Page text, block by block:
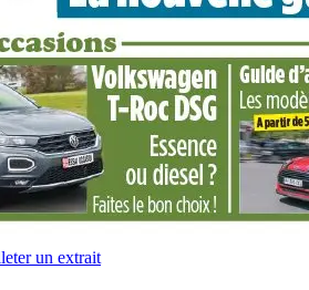
un extrait